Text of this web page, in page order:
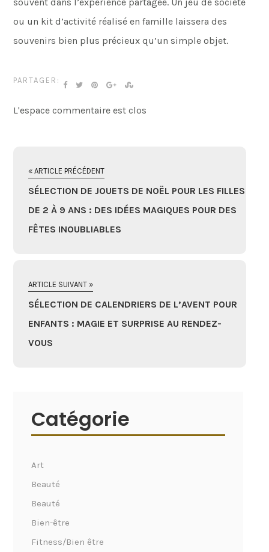
ou un kit d’activité réalisé en famille laissera des
souvenirs bien plus précieux qu’un simple objet.
PARTAGER:
L'espace commentaire est clos
« ARTICLE PRÉCÉDENT
SÉLECTION DE JOUETS DE NOËL POUR LES FILLES
DE 2 À 9 ANS : DES IDÉES MAGIQUES POUR DES
FÊTES INOUBLIABLES
ARTICLE SUIVANT »
SÉLECTION DE CALENDRIERS DE L’AVENT POUR
ENFANTS : MAGIE ET SURPRISE AU RENDEZ-
VOUS
Catégorie
Art
Beauté
Beauté
Bien-être
Fitness/Bien être